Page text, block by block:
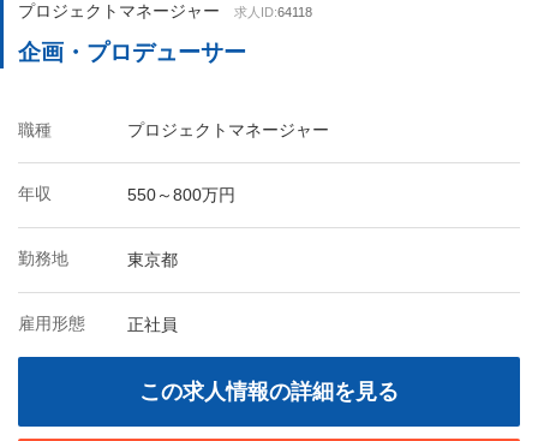
プロジェクトマネージャー 求人ID:64118
企画・プロデューサー
職種 プロジェクトマネージャー
年収 550～800万円
勤務地 東京都
雇用形態 正社員
この求人情報の詳細を見る